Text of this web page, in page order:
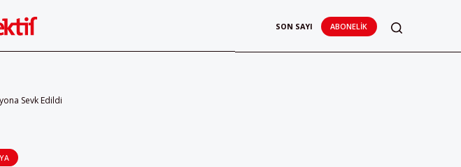
SON SAYI ABONELIK
Sevk Edildi